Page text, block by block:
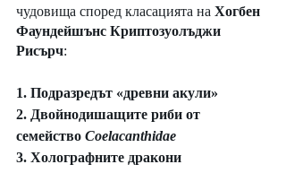
чудовища според класацията на Хогбен
Фаундейшънс Криптозуолъджи
Рисърч:
1. Подразредът «древни акули»
2. Двойнодишащите риби от
семейство Coelacanthidae
3. Холографните дракони